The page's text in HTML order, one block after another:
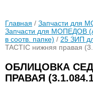
Главная / Запчасти для
Запчасти для МОПЕДОВ
в соотв. папке) / 25 ЗИП
TACTIC нижняя правая
ОБЛИЦОВКА
ПРАВАЯ